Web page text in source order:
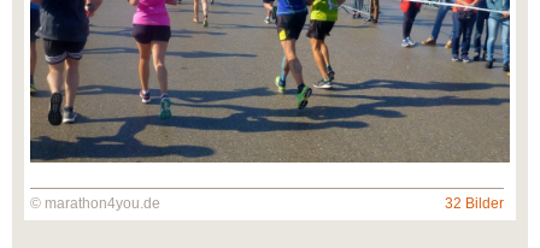
© marathon4you.de 32 Bilder